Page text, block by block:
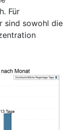
Für
sind sowohl die